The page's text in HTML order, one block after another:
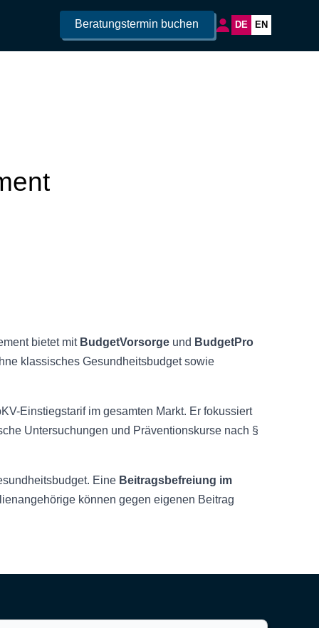
Beratungstermin buchen DE EN
bietet mit BudgetVorsorge und BudgetPro
klassisches Gesundheitsbudget sowie
Einstiegstarif im gesamten Markt. Er fokussiert
Untersuchungen und Präventionskurse nach §
Eine Beitragsbefreiung im
können gegen eigenen Beitrag